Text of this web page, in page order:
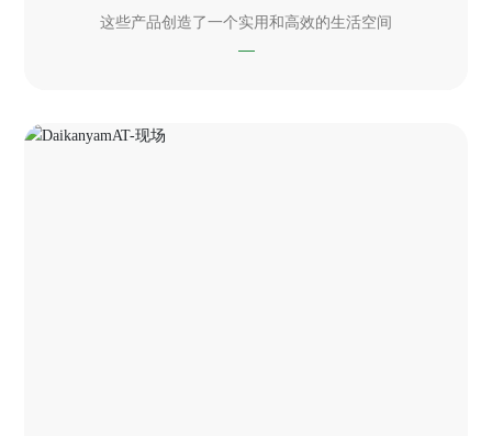
这些产品创造了一个实用和高效的生活空间